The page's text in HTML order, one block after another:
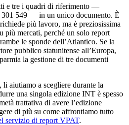
e tre i quadri di riferimento —
549 — in un unico documento. È
più lavoro, ma è preziosissima
più mercati, perché un solo report
le sponde dell’Atlantico. Se la
pubblico statunitense all’Europa,
la gestione di tre documenti
aiutiamo a scegliere durante la
una singola edizione INT è spesso
trattativa di avere l’edizione
di più su come affrontiamo tutto
servizio di report VPAT.